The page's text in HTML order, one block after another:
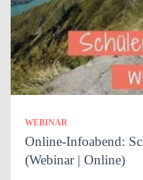
WEBINAR
Online-Infoabend:
(Webinar | Online)